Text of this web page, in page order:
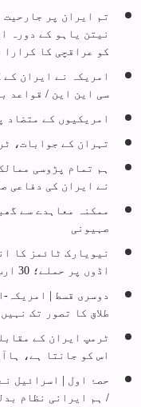
تم ایران پر
نیتن یاہو کے دورہ
کو عراقچی کا کرارا
سی این این / قواعد
امریکیوں کے متضاد
تہران کے جوابات،
ہم تمام پڑوسی
نے ایران کی دفاعی
ممکنہ معاہدے سے
صہیونی
نیویارک ٹائمز کا
اڈوں پر حملے؛ 30 ارب ڈالر اڑا دیئے! + کچھ نکتے
دوسری قسط |
طلاق کا تصور تک
ٹرمپ ایران کے
اس کو جانتا ہے،
حصۂ اول | اسرائیل
/ ہم ایرانی نظام